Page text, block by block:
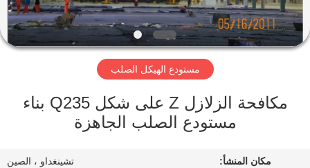
عرض
الواقع
مستودع الهيكل الصلب
مكافحة الزلازل Z على شكل Q235 بناء
مستودع الصلب الجاهزة
مكان المنشأ: تشينغداو ، الصين